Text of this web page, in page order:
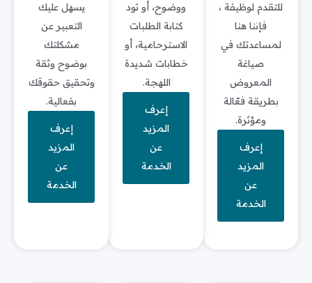
للتقدم لوظيفة ،
فإننا هنا
لمساعدتك في
صياغة
المعروض
بطريقة فعّالة
ومؤثرة.
إعرف
المزيد
عن
الخدمة
ووضوح، أو تود
كتابة الطلبات
الاسترحامية، أو
خطابات شديدة
اللهجة.
إعرف
المزيد
عن
الخدمة
يسهل عليك
التعبير عن
مشكلتك
بوضوح وثقة
وتحقيق حقوقك
بفعالية.
إعرف
المزيد
عن
الخدمة